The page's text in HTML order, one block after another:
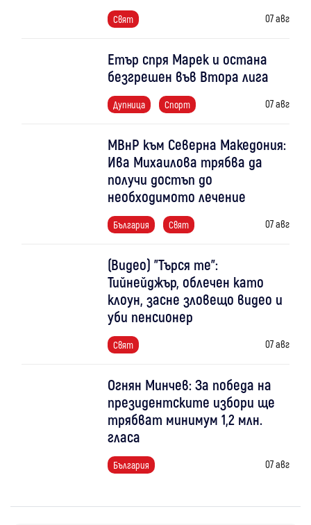
Свят 07 авг
Етър спря Марек и остана
безгрешен във Втора лига
Дупница Спорт 07 авг
МВнР към Северна Македония:
Ива Михаилова трябва да
получи достъп до
необходимото лечение
България Свят 07 авг
(Видео) "Търся те":
Тийнейджър, облечен като
клоун, засне зловещо видео и
уби пенсионер
Свят 07 авг
Огнян Минчев: За победа на
президентските избори ще
трябват минимум 1,2 млн.
гласа
България 07 авг